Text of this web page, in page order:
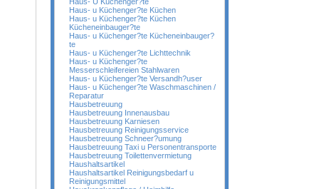
Haus- u Küchenger?te Küchen
Haus- u Küchenger?te Küchen
Kücheneinbauger?te
Haus- u Küchenger?te Kücheneinbauger?
te
Haus- u Küchenger?te Lichttechnik
Haus- u Küchenger?te
Messerschleifereien Stahlwaren
Haus- u Küchenger?te Versandh?user
Haus- u Küchenger?te Waschmaschinen /
Reparatur
Hausbetreuung
Hausbetreuung Innenausbau
Hausbetreuung Karniesen
Hausbetreuung Reinigungsservice
Hausbetreuung Schneer?umung
Hausbetreuung Taxi u Personentransporte
Hausbetreuung Toilettenvermietung
Haushaltsartikel
Haushaltsartikel Reinigungsbedarf u
Reinigungsmittel